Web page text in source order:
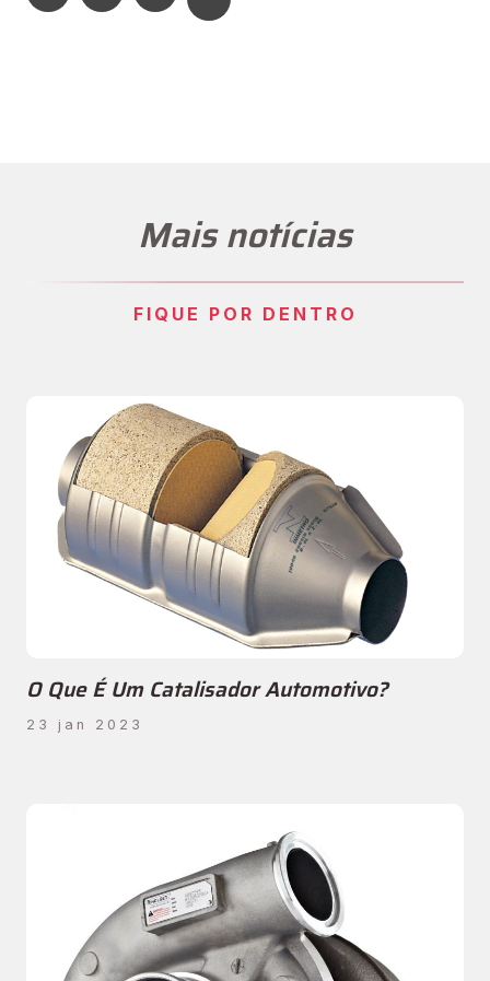
Mais notícias
FIQUE POR DENTRO
O Que É Um Catalisador Automotivo?
23 jan 2023